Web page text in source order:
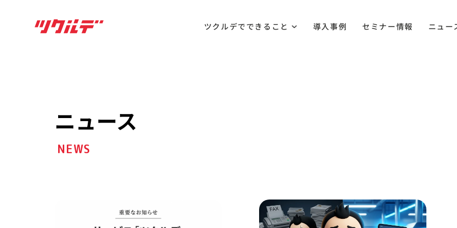
ツクルデでできること 導入事例 セミナー情報 ニュー
ニュース
NEWS